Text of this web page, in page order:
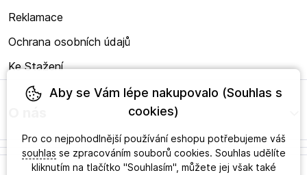
Reklamace
Ochrana osobních údajů
Ke Stažení
Aby se Vám lépe nakupovalo (Souhlas s
cookies)
Pro co nejpohodlnější používání eshopu potřebujeme váš
souhlas se zpracováním souborů cookies. Souhlas udělíte
kliknutím na tlačítko "Souhlasím", můžete jej však také